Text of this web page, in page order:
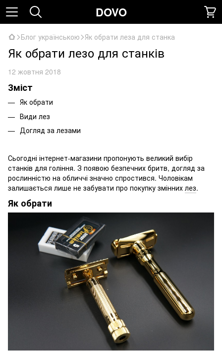
DOVO
Блог українською Як обрати леза для станка
Як обрати лезо для станків
12 жовтня 2018
Зміст
Як обрати
Види лез
Догляд за лезами
Сьогодні інтернет-магазини пропонують великий вибір
станків для гоління. З появою безпечних бритв, догляд за
рослинністю на обличчі значно спростився. Чоловікам
залишається лише не забувати про покупку змінних лез.
Як обрати